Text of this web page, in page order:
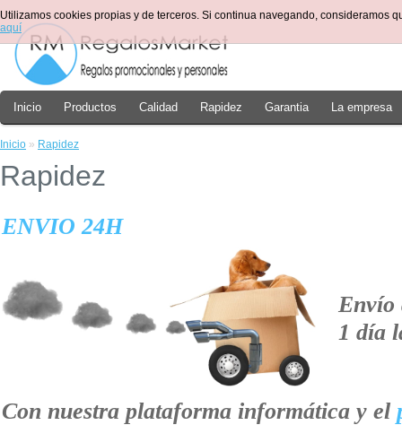
Inicio Productos Calidad Rapidez Garantia La empresa
Inicio » Rapidez
Rapidez
ENVIO 24H
Envío
1 día
Con nuestra plataforma informática y el
Utilizamos cookies propias y de terceros. Si continua navegando, consideramos
aquí